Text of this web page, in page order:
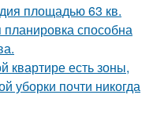
площадью 63 кв.
способна
квартире есть зоны,
уборки почти никогда